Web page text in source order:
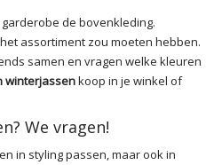
de bovenkleding.
assortiment zou moeten hebben.
samen en vragen welke kleuren
winterjassenkoop in je winkel of
We vragen!
in styling passen, maar ook in